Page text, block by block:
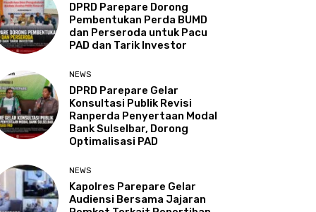
DPRD Parepare Dorong
Pembentukan Perda BUMD
dan Perseroda untuk Pacu
PAD dan Tarik Investor
NEWS
DPRD Parepare Gelar
Konsultasi Publik Revisi
Ranperda Penyertaan Modal
Bank Sulselbar, Dorong
Optimalisasi PAD
NEWS
Kapolres Parepare Gelar
Audiensi Bersama Jajaran